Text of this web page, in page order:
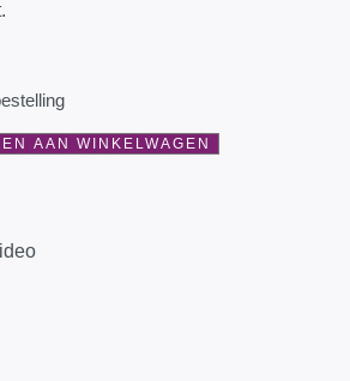
AAN WINKELWAGEN